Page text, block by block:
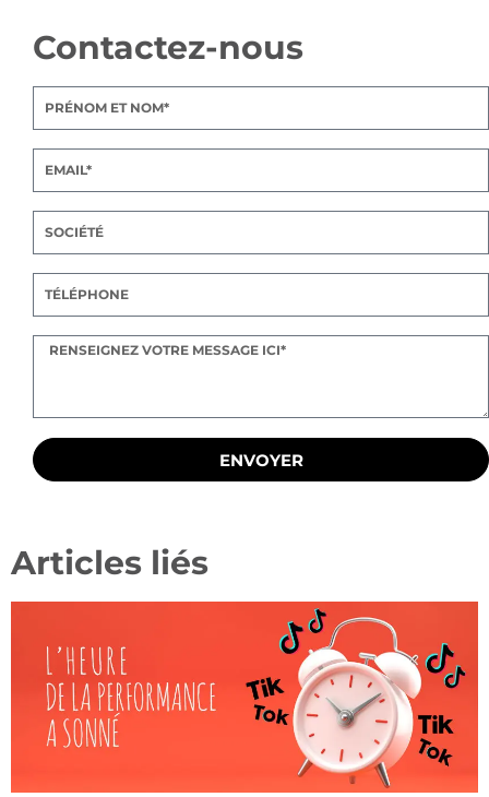
Contactez-nous
ENVOYER
Articles liés